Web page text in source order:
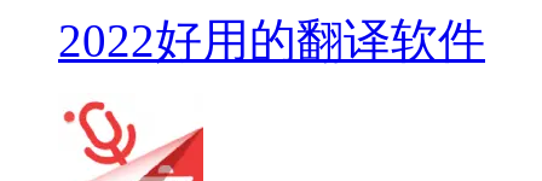
2022好用的翻译软件